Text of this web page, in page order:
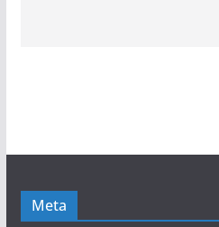
Meta